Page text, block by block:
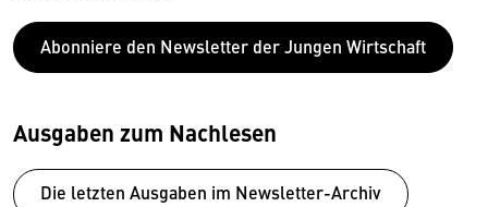
Abonniere den Newsletter der Jungen Wirtschaft
Ausgaben zum Nachlesen
Die letzten Ausgaben im Newsletter-Archiv